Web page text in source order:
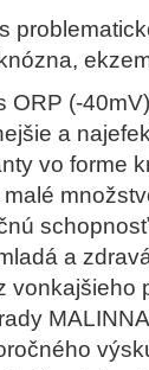
ORP (-
a
vo forme
a
vonkajšieho